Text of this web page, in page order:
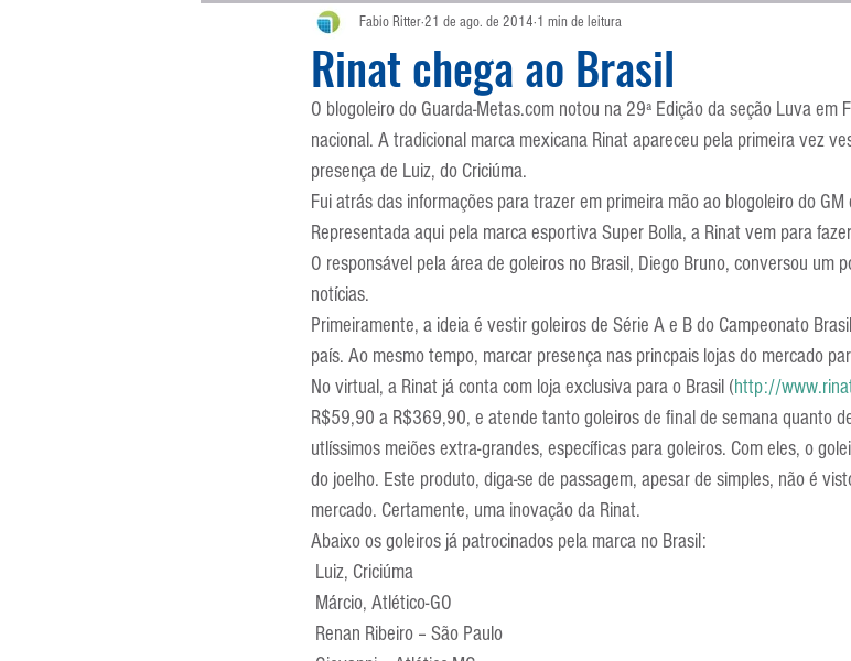
Atualidades Blogoleiro da Semana Brasileirão
Comunicação Copa do Mundo Curso Defesa da Semana
Entrevistas Equipamentos Escola Alemã Escola Americana Escola
Escola Francesa
Rinat chega ao Brasil
Fabio Ritter21 de ago. de 2014 1 min de leitura
O blogoleiro do Guarda-Metas.com notou na 29ª Edição da seção Luva em
nacional. A tradicional marca mexicana Rinat apareceu pela primeira vez
presença de Luiz, do Criciúma.
Fui atrás das informações para trazer em primeira mão ao blogoleiro do
Representada aqui pela marca esportiva Super Bolla, a Rinat vem para
O responsável pela área de goleiros no Brasil, Diego Bruno, conversou um
notícias.
Primeiramente, a ideia é vestir goleiros de Série A e B do Campeonato
país. Ao mesmo tempo, marcar presença nas princpais lojas do mercado
No virtual, a Rinat já conta com loja exclusiva para o Brasil (http://
R$59,90 a R$369,90, e atende tanto goleiros de final de semana quanto
utlíssimos meiões extra-grandes, específicas para goleiros. Com eles, o
do joelho. Este produto, diga-se de passagem, apesar de simples, não é
mercado. Certamente, uma inovação da Rinat.
Abaixo os goleiros já patrocinados pela marca no Brasil:
Luiz, Criciúma
Márcio, Atlético-GO
Renan Ribeiro – São Paulo